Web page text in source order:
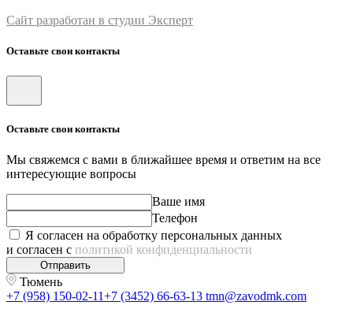
Сайт разработан в студии Эксперт
Оставьте свои контакты
Оставьте свои контакты
Мы свяжемся с вами в ближайшее время и ответим на все
интересующие вопросы
Ваше имя
Телефон
Я согласен на обработку персональных данных
и согласен с политикой конфиденциальности
Отправить
Тюмень
+7 (958) 150-02-11+7 (3452) 66-63-13 tmn@zavodmk.com